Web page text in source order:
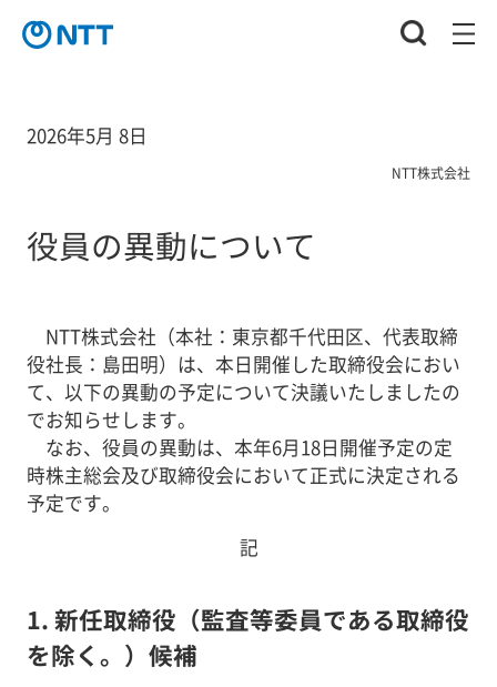
2026年5月 8日
NTT株式会社
役員の異動について
NTT株式会社（本社：東京都千代田区、代表取締
役社長：島田明）は、本日開催した取締役会におい
て、以下の異動の予定について決議いたしましたの
でお知らせします。
なお、役員の異動は、本年6月18日開催予定の定
時株主総会及び取締役会において正式に決定される
予定です。
記
1. 新任取締役（監査等委員である取締役
を除く。）候補